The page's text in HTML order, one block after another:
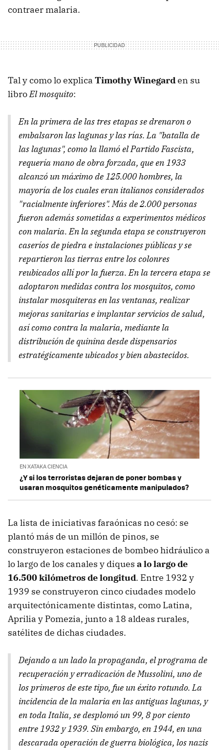
contraer malaria.
Tal y como lo explica Timothy Winegarden su
libro El mosquito:
En la primera de las tres etapas se drenaron o
embalsaron las lagunas y las rías. La "batalla de
las lagunas", como la llamó el Partido Fascista,
requería mano de obra forzada, que en 1933
alcanzó un máximo de 125.000 hombres, la
mayoría de los cuales eran italianos considerados
"racialmente inferiores". Más de 2.000 personas
fueron además sometidas a experimentos médicos
con malaria. En la segunda etapa se construyeron
caseríos de piedra e instalaciones públicas y se
repartieron las tierras entre los colonres
reubicados allí por la fuerza. En la tercera etapa se
adoptaron medidas contra los mosquitos, como
instalar mosquiteras en las ventanas, realizar
mejoras sanitarias e implantar servicios de salud,
así como contra la malaria, mediante la
distribución de quinina desde dispensarios
estratégicamente ubicados y bien abastecidos.
EN XATAKA CIENCIA
¿Y si los terroristas dejaran de poner bombas y
usaran mosquitos genéticamente manipulados?
La lista de iniciativas faraónicas no cesó: se
plantó más de un millón de pinos, se
construyeron estaciones de bombeo hidráulico a
lo largo de los canales y diques a lo largo de
16.500 kilómetros de longitud. Entre 1932 y
1939 se construyeron cinco ciudades modelo
arquitectónicamente distintas, como Latina,
Aprilia y Pomezia, junto a 18 aldeas rurales,
satélites de dichas ciudades.
Dejando a un lado la propaganda, el programa de
recuperación y erradicación de Mussolini, uno de
los primeros de este tipo, fue un éxito rotundo. La
incidencia de la malaria en las antiguas lagunas, y
en toda Italia, se desplomó un 99, 8 por ciento
entre 1932 y 1939. Sin embargo, en 1944, en una
descarada operación de guerra biológica, los nazis